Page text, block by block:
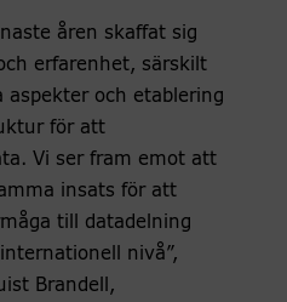
åren skaffat sig
erfarenhet, särskilt
aspekter och etablering
för att
Vi ser fram emot att
insats för att
till datadelning
nivå”,
Brandell,